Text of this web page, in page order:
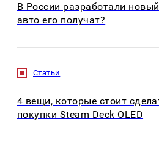
В России разработали
авто его получат?
Статьи
4 вещи, которые стоит
покупки Steam Deck OLED